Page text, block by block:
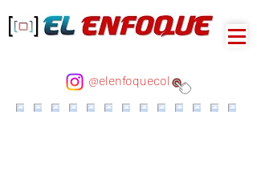
@elenfoquecol